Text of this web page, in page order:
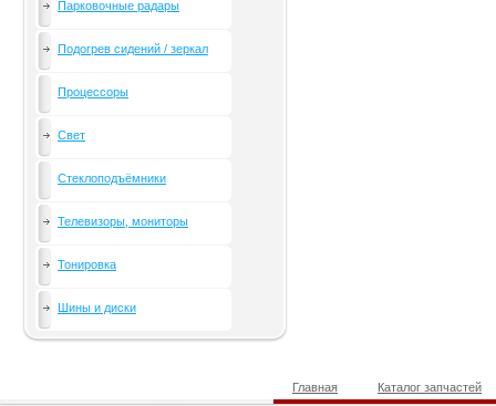
Парковочные радары
Подогрев сидений / зеркал
Процессоры
Свет
Стеклоподъёмники
Телевизоры, мониторы
Тонировка
Шины и диски
Главная Каталог запчастей